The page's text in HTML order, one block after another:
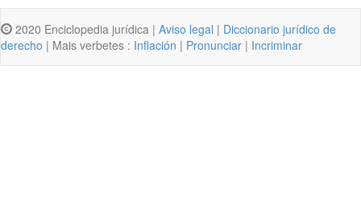
2020 Enciclopedia jurídica | Aviso legal | Diccionario jurídico de
derecho | Mais verbetes : Inflación | Pronunciar | Incriminar